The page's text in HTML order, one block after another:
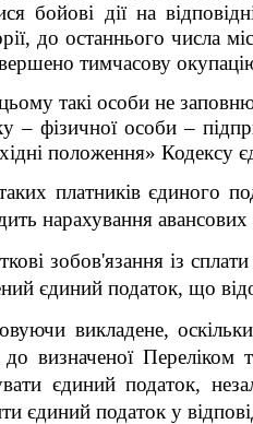
бойові дії на
до останнього числа
тимчасову
такі особи не
– фізичної особи –
положення» Кодексу
платників єдиного
нарахування
зобов'язання із
єдиний податок, що
викладене, оскільки
визначеної Переліком
єдиний податок,
єдиний податок у